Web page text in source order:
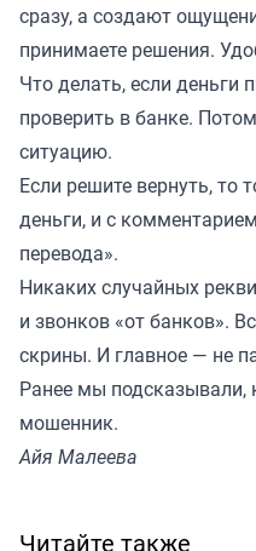
сразу, а создают
принимаете решения.
Что делать, если
проверить в банке.
ситуацию.
Если решите вернуть, то
деньги, и с
перевода».
Никаких случайных
и звонков «от банков».
скрины. И главное — не
Ранее мы подсказывали,
мошенник.
Айя Малеева
Читайте также